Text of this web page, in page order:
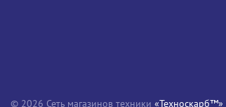
© 2026 Сеть магазинов техники «Техноскарб™»